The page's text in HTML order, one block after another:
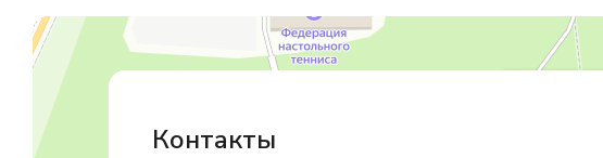
Магазин резинотехники
Резиновые и резинотехнические изделия в Екатеринбурге
Садовый инвентарь и техника в Екатеринбурге
Контакты